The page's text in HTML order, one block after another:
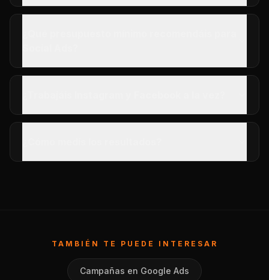
TAMBIÉN TE PUEDE INTERESAR
Campañas en Google Ads